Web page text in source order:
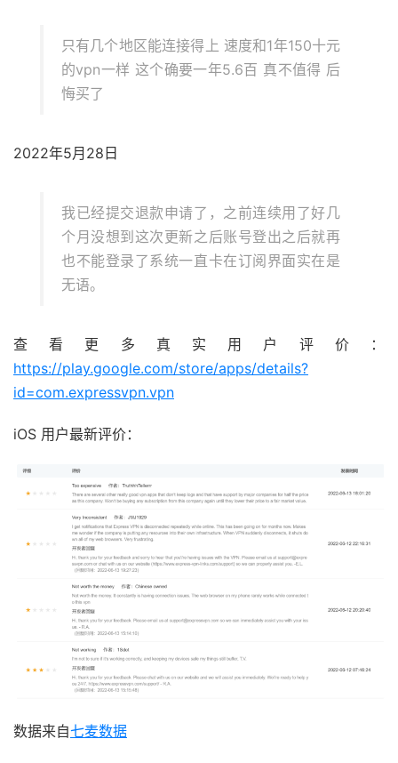
只有几个地区能连接得上 速度和1年150十元
的vpn一样 这个确要一年5.6百 真不值得 后
悔买了
2022年5月28日
我已经提交退款申请了，之前连续用了好几
个月没想到这次更新之后账号登出之后就再
也不能登录了系统一直卡在订阅界面实在是
无语。
查看更多真实用户评价：
https://play.google.com/store/apps/details?
id=com.expressvpn.vpn
iOS 用户最新评价：
数据来自七麦数据